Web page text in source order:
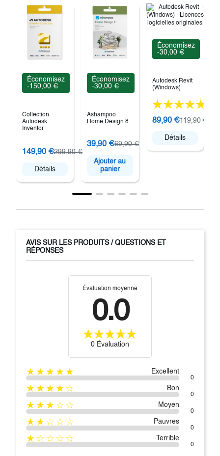
Économisez
-150,00 €
Collection
Autodesk
Inventor
149,90 €299,90 €
Détails
Économisez
-30,00 €
Ashampoo
Home Design 8
39,90 €69,90 €
Ajouter au
panier
Économisez
-30,00 €
Autodesk Revit
(Windows)
89,90 €119,90 €
Détails
AVIS SUR LES PRODUITS / QUESTIONS ET
RÉPONSES
Évaluation moyenne
0.0
0 Évaluation
★★★★★ Excellent
0
★★★★☆ Bon
0
★★★☆☆ Moyen
0
★★☆☆☆ Pauvres
0
★☆☆☆☆ Terrible
0